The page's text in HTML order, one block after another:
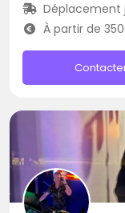
Déplacement
À partir de